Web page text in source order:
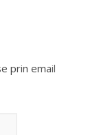
prin email